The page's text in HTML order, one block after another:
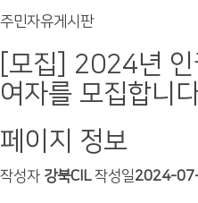
주민자유게시판
[모집] 2024년
여자를 모집합니
페이지 정보
작성자 강북CIL 작성일2024-